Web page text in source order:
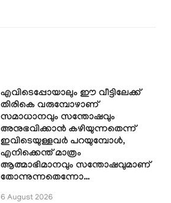
എവിടെപ്പോയാലും ഈ വീട്ടിലേക്ക്
തിരികെ വരുമ്പോഴാണ്
സമാധാനവും സന്തോഷവും
അനുഭവിക്കാൻ കഴിയുന്നതെന്ന്
ഇവിടെയുള്ളവർ പറയുമ്പോൾ,
എനിക്കെന്ത് മാത്രം
ആത്മാഭിമാനവും സന്തോഷവുമാണ്
തോന്നുന്നതെന്നോ…
6 August 2026